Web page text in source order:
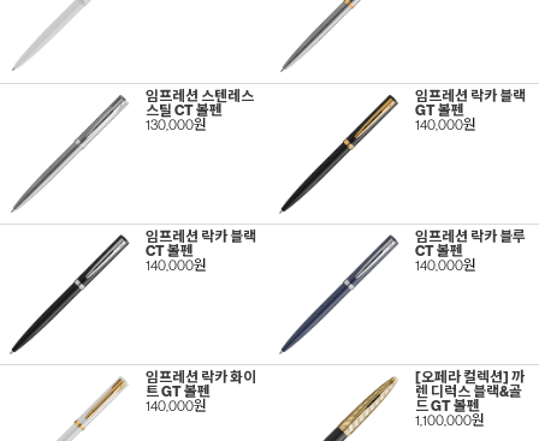
임프레션 스텐레스
스틸 CT 볼펜
130,000원
임프레션 락카 블랙
GT 볼펜
140,000원
임프레션 락카 블랙
CT 볼펜
140,000원
임프레션 락카 블루
CT 볼펜
140,000원
임프레션 락카 화이
트 GT 볼펜
140,000원
[오페라 컬렉션] 까
렌 디럭스 블랙&골
드 GT 볼펜
1,100,000원